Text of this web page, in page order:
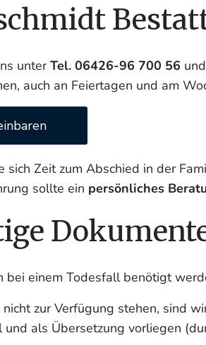
unterTel. 06426-96 700 56
auch an Feiertagen und am
sich Zeit zum Abschied in der
sollte ein persönliches
bei einem Todesfall benötigt
zur Verfügung stehen, sind
und als Übersetzung vorliegen